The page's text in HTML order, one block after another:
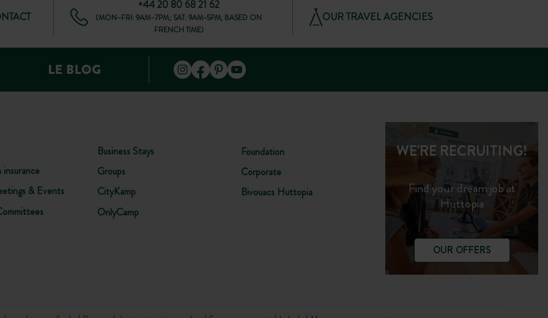
+44 20 80 68 21 62
(MON–FRI: 9AM–7PM; SAT: 9AM–5PM, BASED ON
FRENCH TIME)
OUR TRAVEL AGENCIES
& Events
Business Stays
Groups
CityKamp
OnlyCamp
Foundation
Corporate
Bivouacs Huttopia
WE'RE RECRUITING!
Find your dream job at
Huttopia
OUR OFFERS